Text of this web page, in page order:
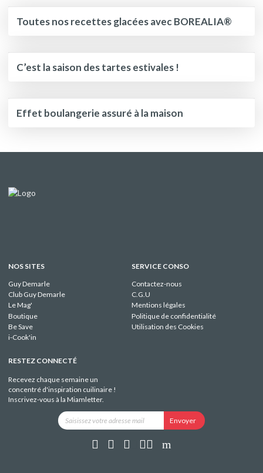
Toutes nos recettes glacées avec BOREALIA®
C’est la saison des tartes estivales !
Effet boulangerie assuré à la maison
NOS SITES
Guy Demarle
Club Guy Demarle
Le Mag'
Boutique
Be Save
i-Cook'in
SERVICE CONSO
Contactez-nous
C.G.U
Mentions légales
Politique de confidentialité
Utilisation des Cookies
RESTEZ CONNECTÉ
Recevez chaque semaine un
concentré d'inspiration cuilinaire !
Inscrivez-vous à la Miamletter.